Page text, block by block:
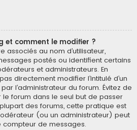
et comment le modifier ?
associés au nom d’utilisateur,
postés ou identifient certains
et administrateurs. En
directement modifier l’intitulé d’un
l’administrateur du forum. Évitez de
forum dans le seul but de passer
des forums, cette pratique est
(ou un administrateur) peut
de messages.